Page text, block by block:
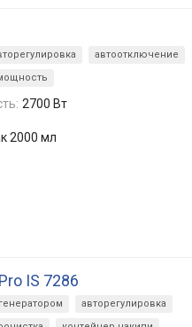
автоотключение
2700 Вт
2000 мл
IS 7286
авторегулировка